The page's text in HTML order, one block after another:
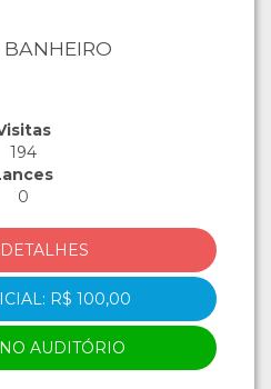
194
0
R$ 100,00
AUDITÓRIO